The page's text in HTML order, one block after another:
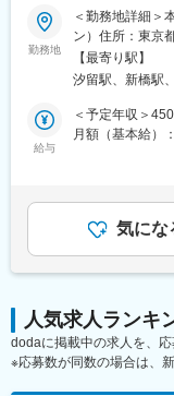
■想定配属部署
広島車載開発セ
名)
設計開発。
インド拠点実装
商社機能を持ち
開。現場改善や
す。
普及が加速する
ステム）の開発
■具体的には：
・デモ機による
・システム要求
・システム構造
■対象製品群：
・自動車アクセ
自身が開発に携
るのが喜びを感
また、電動ラッ
ックドアなど
勤務地
＜勤務地詳細＞
ン）住所：東京都港区東新橋1-
クガーデン勤務
禁煙
【最寄り駅】
汐留駅、新橋駅
給与
＜予定年収＞
月額（基本給）
気にな
人気求人ランキ
dodaに掲載中の求人を、応
※応募数が同数の場合は、